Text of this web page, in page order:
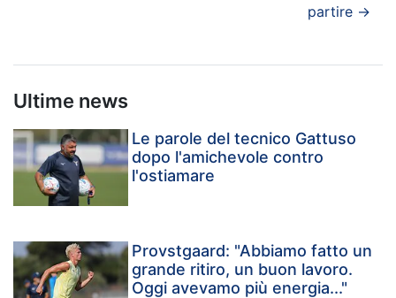
partire →
Ultime news
Le parole del tecnico Gattuso
dopo l'amichevole contro
l'ostiamare
Provstgaard: "Abbiamo fatto un
grande ritiro, un buon lavoro.
Oggi avevamo più energia..."